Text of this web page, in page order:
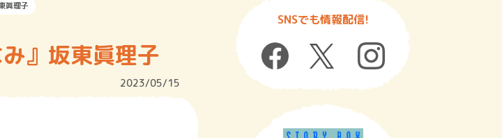
眞理子
』坂東眞理子
2023/05/15
SNSでも情報配信!